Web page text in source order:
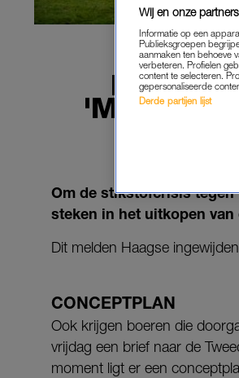
Om de stikstofcrisis tegen
steken in het uitkopen
Dit melden Haagse
CONCEPTPLAN
Ook krijgen boeren die
vrijdag een brief naar de
moment ligt er een
Wij en onze
Informatie op een
Publieksgroepen
aanmaken ten behoeve
verbeteren. Profielen
content te selecteren.
gepersonaliseerde
Derde partijen lijst